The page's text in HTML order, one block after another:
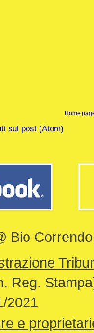
Home
sul post (Atom)
Bio
Reg.
2021
e